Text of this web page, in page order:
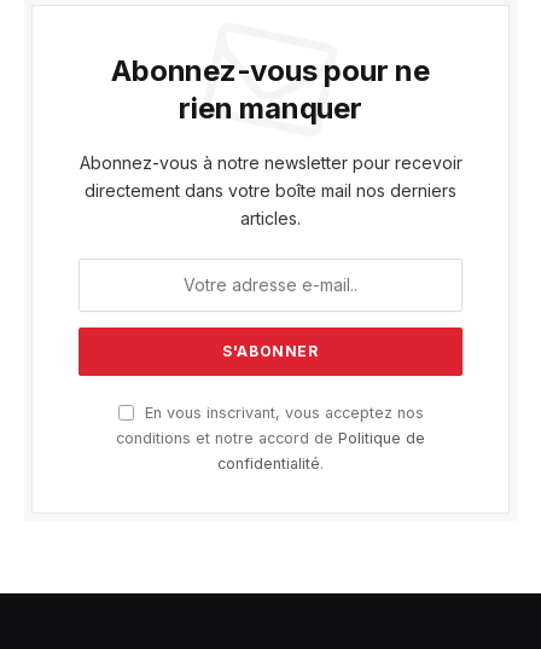
Abonnez-vous pour ne
rien manquer
Abonnez-vous à notre newsletter pour recevoir
directement dans votre boîte mail nos derniers
articles.
En vous inscrivant, vous acceptez nos
conditions et notre accord de Politique de
confidentialité.